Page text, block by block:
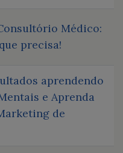
Médico:
precisa!
aprendendo
e Aprenda
de